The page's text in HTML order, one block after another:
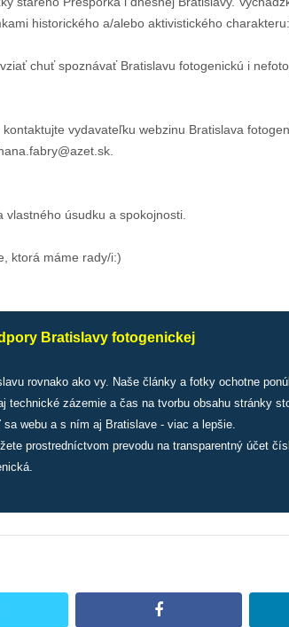
historického a/alebo aktivistického
chuť spoznávať Bratislavu fotogenickú i
vydavateľku webzinu Bratislava
úsudku a spokojnosti.
ktorá máme rady/i:)
Bratislavy fotogenickej
rovnako ako vy. Naše články a fotky ochotne
technické zázemie a čas na tvorbu obsahu stránky
sa webu a s ním aj Bratislave - viac a lepšie.
prostredníctvom prevodu na transparentný účet
facebook